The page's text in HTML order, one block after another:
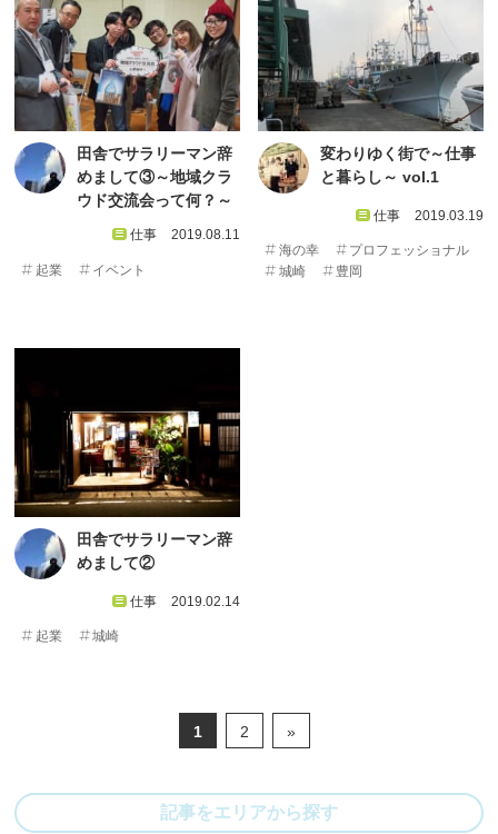
田舎でサラリーマン辞
めまして③～地域クラ
ウド交流会って何？～
仕事 2019.08.11
起業 イベント
変わりゆく街で～仕事
と暮らし～ vol.1
仕事 2019.03.19
海の幸
プロフェッショナル
城崎
豊岡
田舎でサラリーマン辞
めまして②
仕事 2019.02.14
起業 城崎
1 2 »
記事をエリアから探す